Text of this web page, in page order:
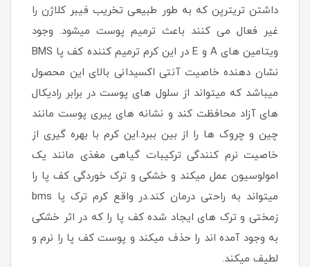
داشتن تریترپن که به طور طبیعی تخریب فیبر کلاژن را
غیر فعال می کنند باعث ترمیم پوست میشود. وجود
ویتامین های A و E در این کرم ترمیم کننده کف پا BMS
نشان دهنده خاصیت آنتی اکسیدانی بالای این محصول
میباشد که میتواند از سلول های پوست در برابر رادیکال
های آزاد محافظت کند و نشانه های پیری پوست مانند
چین و چروک ها را از بین ببرد.این کرم با بهره گیری از
خاصیت نرم کنندگی ترکیبات گیاهی مغذی مانند یک
امولوسیون عمل میکند و خشکی و ترک خوردگی کف پا را
میتواند به راحتی درمان کند.در واقع کرم ترک پا bms
زمختی و ترک های ایجاد شده کف پا را که در اثر خشکی
به وجود آمده اند را حذف میکند و پوست کف پا را نرم و
لطیف میکند.